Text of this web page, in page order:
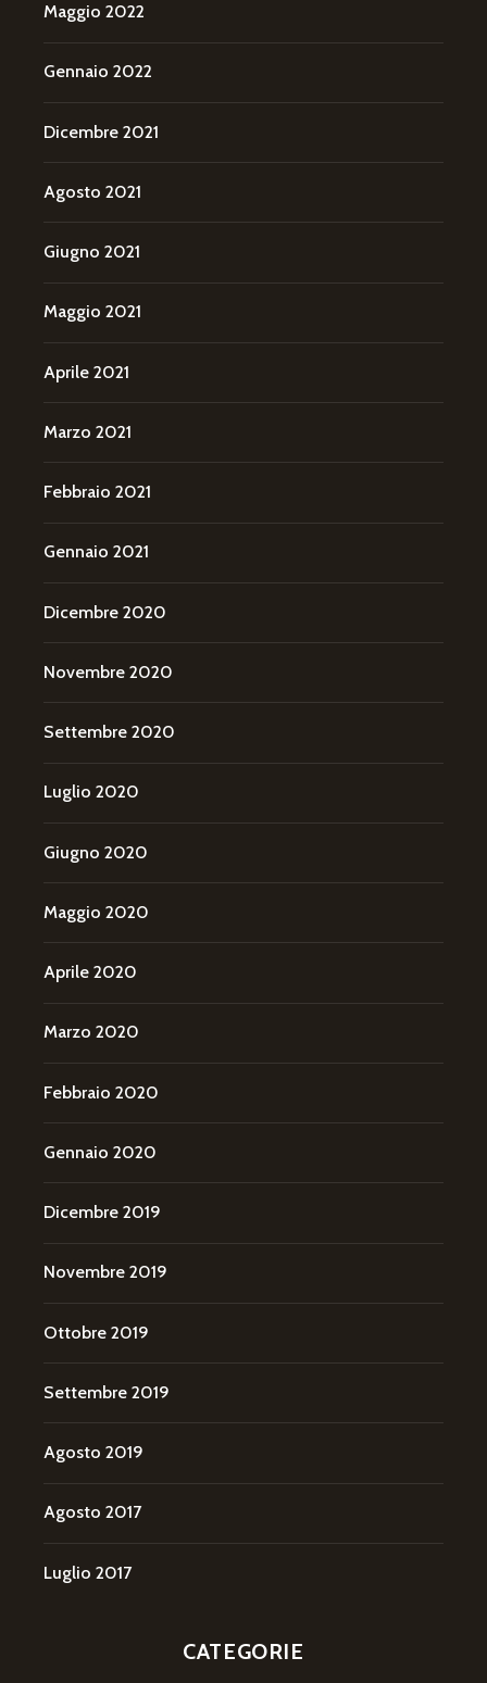
Maggio 2022
Gennaio 2022
Dicembre 2021
Agosto 2021
Giugno 2021
Maggio 2021
Aprile 2021
Marzo 2021
Febbraio 2021
Gennaio 2021
Dicembre 2020
Novembre 2020
Settembre 2020
Luglio 2020
Giugno 2020
Maggio 2020
Aprile 2020
Marzo 2020
Febbraio 2020
Gennaio 2020
Dicembre 2019
Novembre 2019
Ottobre 2019
Settembre 2019
Agosto 2019
Agosto 2017
Luglio 2017
CATEGORIE